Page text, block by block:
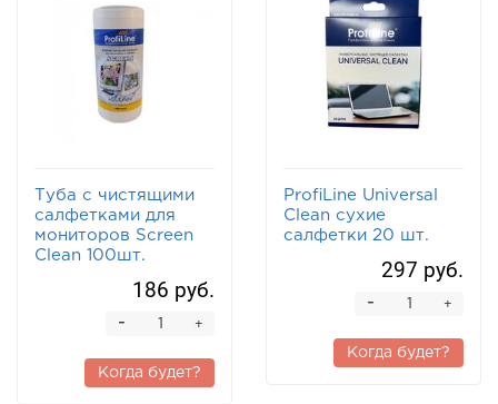
Туба с чистящими
салфетками для
мониторов Screen
Clean 100шт.
186 руб.
+
-
Когда будет?
ProfiLine Universal
Clean сухие
салфетки 20 шт.
297 руб.
+
-
Когда будет?